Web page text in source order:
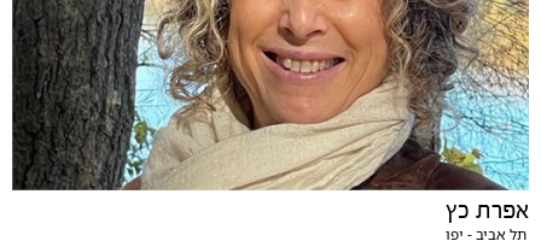
אפרת כץ
תל אביב - יפו